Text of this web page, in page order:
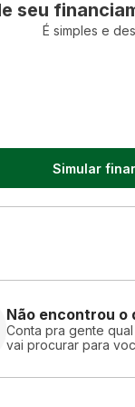
seu
É simples e
Simular
Não encontrou o
Conta pra gente
vai procurar para